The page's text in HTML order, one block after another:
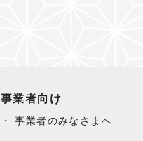
事業者向け
事業者のみなさまへ